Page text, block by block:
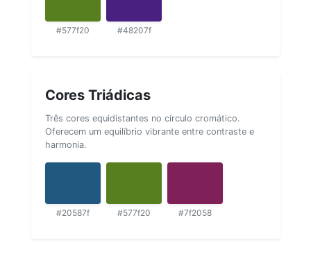
#577f20 #48207f
Cores Triádicas
Três cores equidistantes no círculo cromático.
Oferecem um equilíbrio vibrante entre contraste e
harmonia.
#20587f #577f20 #7f2058